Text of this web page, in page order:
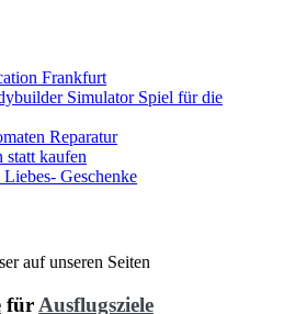
Frankfurt
Simulator Spiel für die
Reparatur
statt kaufen
Liebes- Geschenke
auf unseren Seiten
für Ausflugsziele